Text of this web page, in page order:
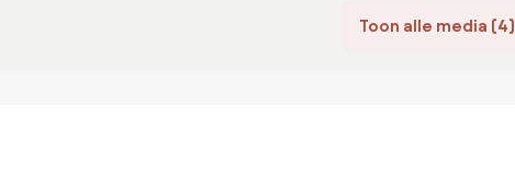
Toon alle media (4)